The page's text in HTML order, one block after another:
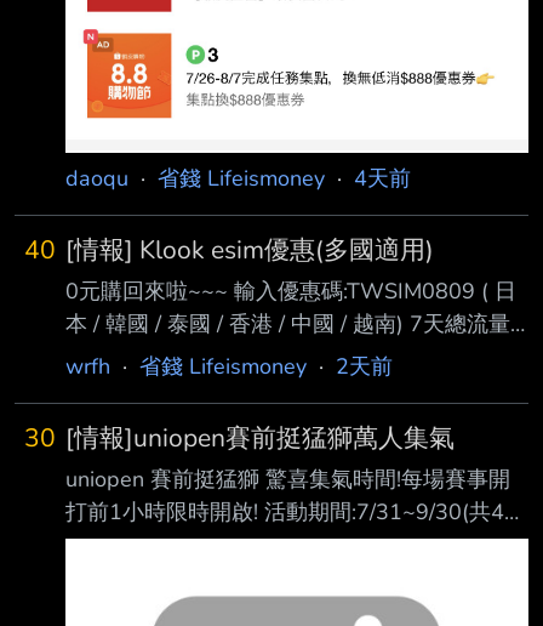
daoqu · 省錢 Lifeismoney · 4天前
40 [情報] Klook esim優惠(多國適用)
0元購回來啦~~~ 輸入優惠碼:TWSIM0809 ( 日
本 / 韓國 / 泰國 / 香港 / 中國 / 越南) 7天總流量
1GB方案，輸入優惠碼享 NT$10 起優惠價 優惠
一樣，是折台幣$38 有些方案一樣可0元購，就
自行查看瞜 好不好用是一回事，反正是免費的 -
-
wrfh · 省錢 Lifeismoney · 2天前
30 [情報]uniopen賽前挺猛獅萬人集氣
uniopen 賽前挺猛獅 驚喜集氣時間!每場賽事開
打前1小時限時開啟! 活動期間:7/31~9/30(共43
場) 前1萬名,100% 獲得1點 OPENPOINT! 【符
https://i.verb.tw/IKNxmzDh.jpg 喵喵的比賽鬧鐘